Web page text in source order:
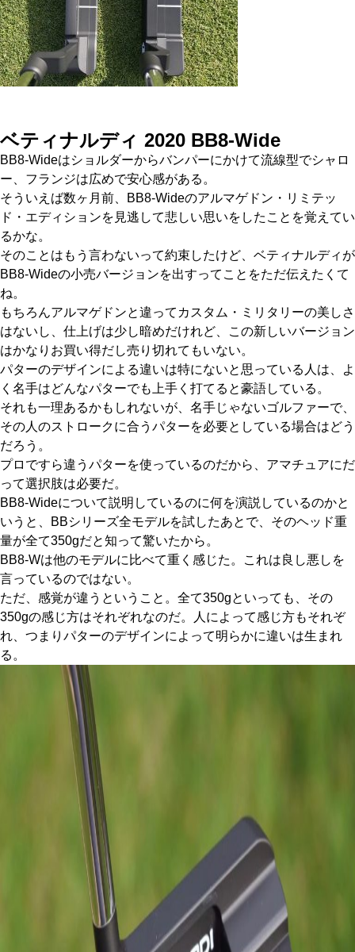
ベティナルディ 2020 BB8-Wide
BB8-Wideはショルダーからバンパーにかけて流線型でシャロ
ー、フランジは広めで安心感がある。
そういえば数ヶ月前、BB8-Wideのアルマゲドン・リミテッ
ド・エディションを見逃して悲しい思いをしたことを覚えてい
るかな。
そのことはもう言わないって約束したけど、ベティナルディが
BB8-Wideの小売バージョンを出すってことをただ伝えたくて
ね。
もちろんアルマゲドンと違ってカスタム・ミリタリーの美しさ
はないし、仕上げは少し暗めだけれど、この新しいバージョン
はかなりお買い得だし売り切れてもいない。
パターのデザインによる違いは特にないと思っている人は、よ
く名手はどんなパターでも上手く打てると豪語している。
それも一理あるかもしれないが、名手じゃないゴルファーで、
その人のストロークに合うパターを必要としている場合はどう
だろう。
プロですら違うパターを使っているのだから、アマチュアにだ
って選択肢は必要だ。
BB8-Wideについて説明しているのに何を演説しているのかと
いうと、BBシリーズ全モデルを試したあとで、そのヘッド重
量が全て350gだと知って驚いたから。
BB8-Wは他のモデルに比べて重く感じた。これは良し悪しを
言っているのではない。
ただ、感覚が違うということ。全て350gといっても、その
350gの感じ方はそれぞれなのだ。人によって感じ方もそれぞ
れ、つまりパターのデザインによって明らかに違いは生まれ
る。